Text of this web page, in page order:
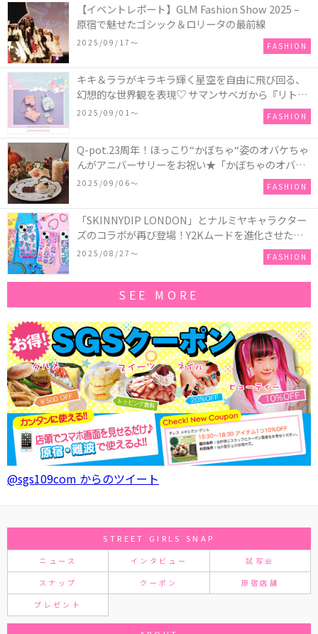
【イベントレポート】GLM Fashion Show 2025 –
原宿で魅せたゴシック＆ロリータの最前線
2025/09/17〜 FASHION
キキ＆ララがキラキラ輝く星空を自由に飛び回る、
幻想的な世界観を表現♡ サマンサベガから『リトル
ツインスターズ』50周年アニバーサリーイヤー』を
2025/09/01〜 FASHION
Q-pot.23周年！ほっこり“かぼちゃ“姿のオバケちゃ
んがアニバーサリーをお祝い★「かぼちゃのオバケ
ーキアクセサリー」が新発売！Q-pot CAFE.では
「かぼちゃのオバケーキプレート」も登場
2025/09/06〜 FASHION
「SKINNYDIP LONDON」とナルミヤキャラクター
ズのコラボが再び登場！Y2Kムードを進化させた新
作コレクションを発売♪
2025/08/27〜 FASHION
SEE MORE
@sgs109com からのツイート
STREET GIRLS SNAP
ニュース インタビュー 試写会
スナップ クーポン 原宿店舗
プレゼント